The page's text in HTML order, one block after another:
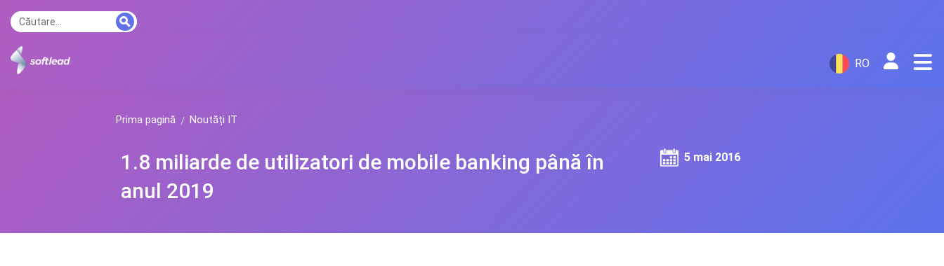
RO
Prima pagină Noutăți IT
1.8 miliarde de utilizatori de mobile banking până în
anul 2019
5 mai 2016